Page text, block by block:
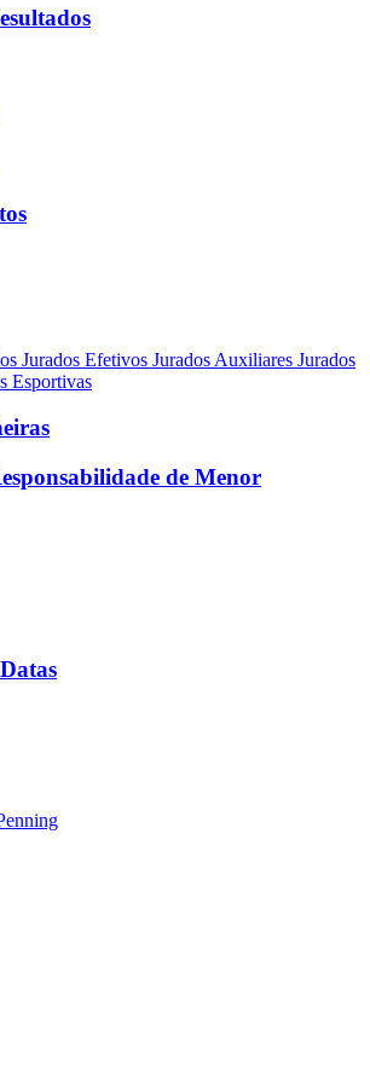
Jurados Efetivos Jurados Auxiliares Jurados
Esportivas
de Menor